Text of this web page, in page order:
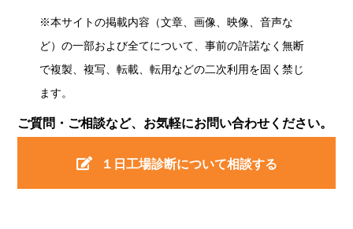
※本サイトの掲載内容（文章、画像、映像、音声な
ど）の一部および全てについて、事前の許諾なく無断
で複製、複写、転載、転用などの二次利用を固く禁じ
ます。
ご質問・ご相談など、お気軽にお問い合わせください。
１日工場診断について相談する